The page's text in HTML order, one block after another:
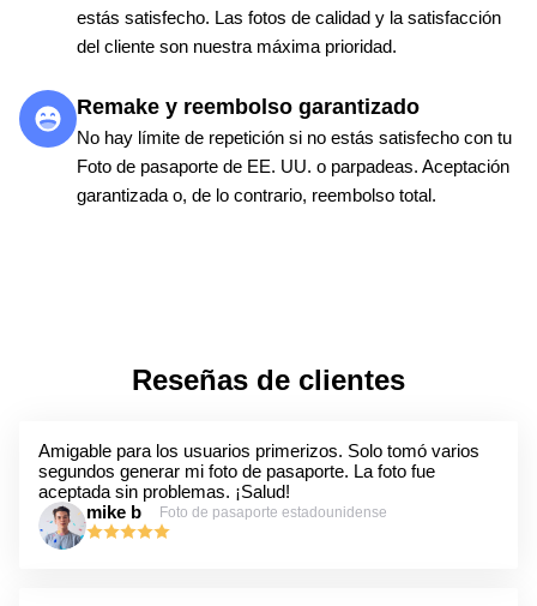
estás satisfecho. Las fotos de calidad y la satisfacción
del cliente son nuestra máxima prioridad.
Remake y reembolso garantizado
No hay límite de repetición si no estás satisfecho con tu
Foto de pasaporte de EE. UU. o parpadeas. Aceptación
garantizada o, de lo contrario, reembolso total.
Reseñas de clientes
Amigable para los usuarios primerizos. Solo tomó varios
segundos generar mi foto de pasaporte. La foto fue
aceptada sin problemas. ¡Salud!
mike b
Foto de pasaporte estadounidense